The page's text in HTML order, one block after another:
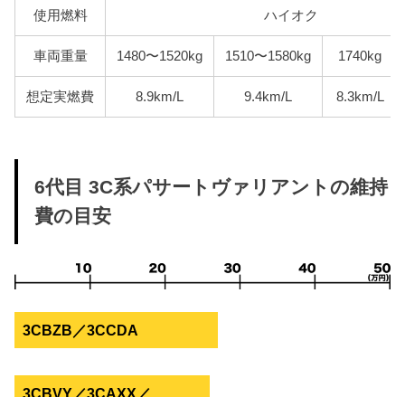
使用燃料 ハイオク
車両重量 1480〜1520kg 1510〜1580kg 1740kg
想定実燃費 8.9km/L 9.4km/L 8.3km/L
6代目 3C系パサートヴァリアントの維持
費の目安
3CBZB／3CCDA
3CBVY／3CAXX／